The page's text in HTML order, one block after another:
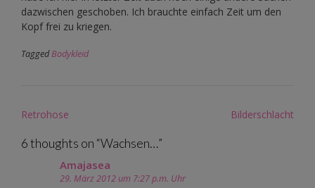
dazwischen geschoben. Ich brauchte einfach Zeit um den
Kopf frei zu kriegen.
TaggedBodykleid
Post
Retrohose Bilderschlacht
6 thoughts on “Wachsen…”
Amajasea
29. März 2012 um 7:27 p.m. Uhr